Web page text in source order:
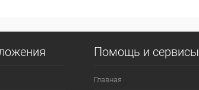
Помощь и сервисы
Главная